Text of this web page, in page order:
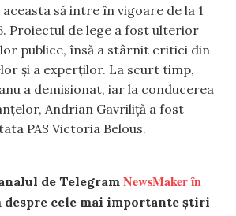
să intre în vigoare de la 1
Proiectul de lege a fost ulterior
publice, însă a stârnit critici din
și a experților. La scurt timp,
a demisionat, iar la conducerea
Andrian Gavriliță a fost
PAS Victoria Belous.
de Telegram NewsMaker în
despre cele mai importante știri